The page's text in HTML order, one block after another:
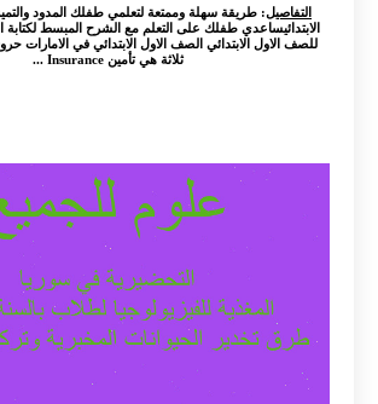
التفاصيل: طريقة سهلة وممتعة لتعلمي طفلك المدود
الابتدائيساعدي طفلك على التعلم مع الشرح المبسط لكتابة
للصف الاول الابتدائي الصف الاول الابتدائي في الامارات
ثلاثة هي تأمين Insurance ...